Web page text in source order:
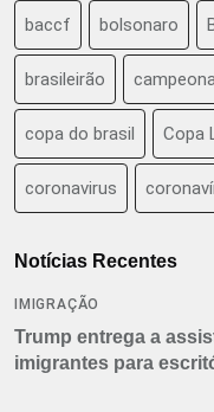
baccf bolsonaro
brasileirão
copa do brasil Copa
coronavirus
Notícias Recentes
IMIGRAÇÃO
Trump entrega a
imigrantes para